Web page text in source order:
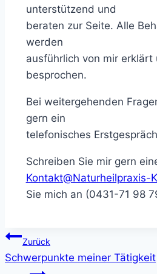
unterstützend und
beraten zur Seite. Alle
werden
ausführlich von mir
besprochen.
Bei weitergehenden
gern ein
telefonisches
Schreiben Sie mir gern
Kontakt@Naturheilpraxis-
Sie mich an (0431-71 98
Beitragsnavigation
Zurück
Schwerpunkte meiner Tätigkeit